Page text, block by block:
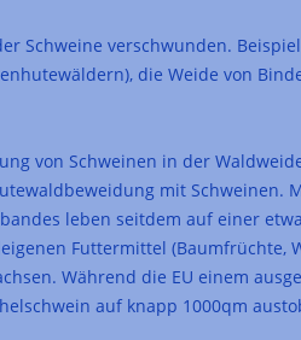
Schweine verschwunden.
die Weide von
von Schweinen in der
mit Schweinen.
leben seitdem auf einer
Futtermittel (Baumfrüchte,
Während die EU einem
auf knapp 1000qm